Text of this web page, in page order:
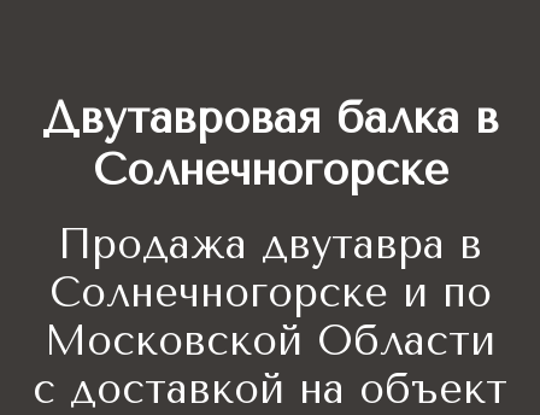
Двутавровая балка в
Солнечногорске
Продажа двутавра в
Солнечногорске и по
Московской Области
с доставкой на объект